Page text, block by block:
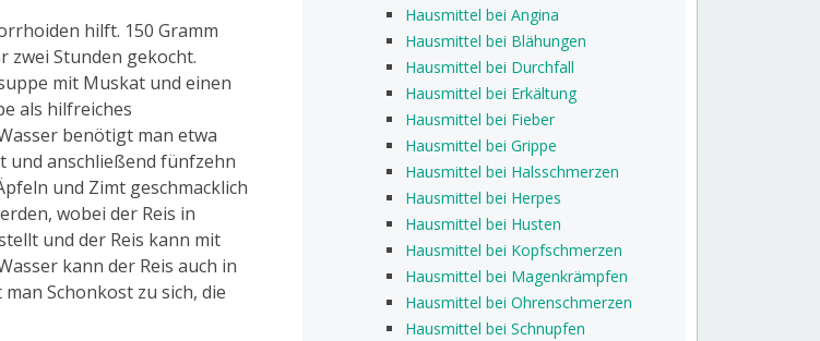
hilft. 150 Gramm
zwei Stunden gekocht.
mit Muskat und einen
als hilfreiches
benötigt man etwa
und anschließend fünfzehn
und Zimt geschmacklich
wobei der Reis in
und der Reis kann mit
kann der Reis auch in
Schonkost zu sich, die
Hausmittel bei Angina
Hausmittel bei Blähungen
Hausmittel bei Durchfall
Hausmittel bei Erkältung
Hausmittel bei Fieber
Hausmittel bei Grippe
Hausmittel bei Halsschmerzen
Hausmittel bei Herpes
Hausmittel bei Husten
Hausmittel bei Kopfschmerzen
Hausmittel bei Magenkrämpfen
Hausmittel bei Ohrenschmerzen
Hausmittel bei Schnupfen